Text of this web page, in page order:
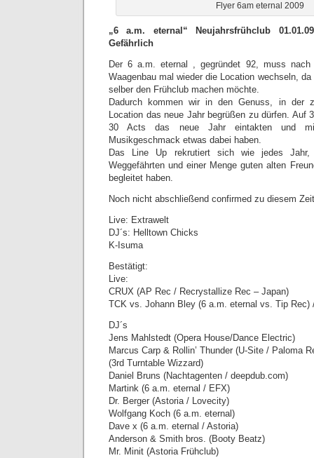
Flyer 6am eternal 2009
„6 a.m. eternal“ Neujahrsfrühclub
Gefährlich
Der 6 a.m. eternal , gegründet 92, muss nach
Waagenbau mal wieder die Location wechseln,
selber den Frühclub machen möchte.
Dadurch kommen wir in den Genuss, in der
Location das neue Jahr begrüßen zu dürfen. Auf
30 Acts das neue Jahr eintakten und
Musikgeschmack etwas dabei haben.
Das Line Up rekrutiert sich wie jedes Jahr,
Weggefährten und einer Menge guten alten
begleitet haben.
Noch nicht abschließend confirmed zu diesem
Live: Extrawelt
DJ´s: Helltown Chicks
K-Isuma
Bestätigt:
Live:
CRUX (AP Rec / Recrystallize Rec – Japan)
TCK vs. Johann Bley (6 a.m. eternal vs. Tip
DJ´s
Jens Mahlstedt (Opera House/Dance Electric)
Marcus Carp & Rollin’ Thunder (U-Site / Paloma
(3rd Turntable Wizzard)
Daniel Bruns (Nachtagenten / deepdub.com)
Martink (6 a.m. eternal / EFX)
Dr. Berger (Astoria / Lovecity)
Wolfgang Koch (6 a.m. eternal)
Dave x (6 a.m. eternal / Astoria)
Anderson & Smith bros. (Booty Beatz)
Mr. Minit (Astoria Frühclub)